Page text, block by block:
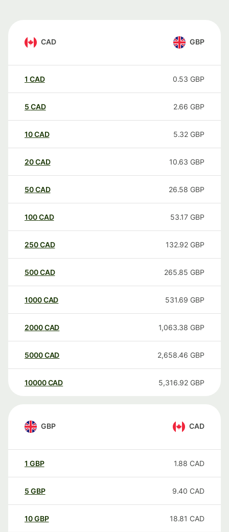
CAD GBP
1 CAD 0.53 GBP
5 CAD 2.66 GBP
10CAD 5.32 GBP
20CAD 10.63 GBP
50CAD 26.58 GBP
100CAD 53.17 GBP
250CAD 132.92 GBP
500CAD 265.85 GBP
1000CAD 531.69 GBP
2000CAD 1,063.38 GBP
5000CAD 2,658.46 GBP
10000 CAD 5,316.92 GBP
GBP CAD
1 GBP 1.88 CAD
5 GBP 9.40 CAD
10GBP 18.81 CAD